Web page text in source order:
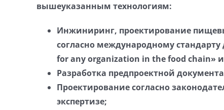
вышеуказанным технологиям:
Инжиниринг, проектирование
согласно международному
for any organization in the food chain»
Разработка предпроектной
Проектирование согласно
экспертизе;